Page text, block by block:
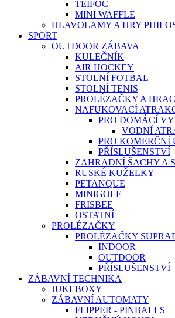
TEIFOC
MINI WAFFLE
HLAVOLAMY A HRY
SPORT
OUTDOOR ZÁBAVA
KULEČNÍK
AIR HOCKEY
STOLNÍ FOTBAL
STOLNÍ TENIS
PROLÉZAČKY A
NAFUKOVACÍ
PRO DOMÁCÍ
VODNÍ
PRO KOMERČNÍ
PŘÍSLUŠENSTVÍ
ZAHRADNÍ ŠACHY A
RUSKÉ KUŽELKY
PETANQUE
MINIGOLF
FRISBEE
OSTATNÍ
PROLÉZAČKY
PROLÉZAČKY
INDOOR
OUTDOOR
PŘÍSLUŠENSTVÍ
ZÁBAVNÍ TECHNIKA
JUKEBOXY
ZÁBAVNÍ AUTOMATY
FLIPPER - PINBALLS